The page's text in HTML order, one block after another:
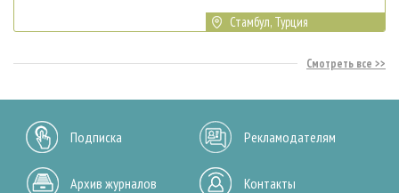
Стамбул, Турция
Смотреть все
Подписка Рекламодателям
Архив журналов Контакты